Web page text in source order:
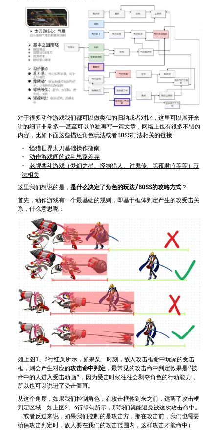
对于很多动作游戏我们都可以做类似的归纳或者对比，这里可以展开来
讲的细节非常多——甚至可以单独再写一篇文章，网络上也有很多不错的
内容，比如下面这些描述角色玩法或者BOSS打法相关的链接：
怪猎世界太刀基础操作指南
动作游戏间的战斗思路差异
老牌共斗游戏（梦幻之星、怪物猎人、讨鬼传、黑夜君临等等）玩
法相关
这里我们想说的是，是什么决定了角色的玩法/BOSS的攻略方式？
首先，动作游戏有一个最基础的规则，即基于框体判定产生的攻受击关
系，什么意思呢：
如上图1、3行红叉所示，如果某一时刻，敌人攻击框命中玩家的受击
框，则会产生对应的攻击命中判定 ，最常见的攻击命中判定效果是“被
命中的人进入受击动画”，因为受击时候往往会剥夺角色的行动能力，
所以也可以说进了受击僵直。
从这个角度，如果我们控制角色，在攻击框体到来之前，远离了攻击框
判定区域，如上图2、4行绿勾所示，那我们就能避免被这次攻击命中。
（或者反过来说，如果我们控制的是攻击方，那在攻击前，我们也需要
确保攻击判定时，敌人要在我们的攻击范围内，这样攻击才能命中）